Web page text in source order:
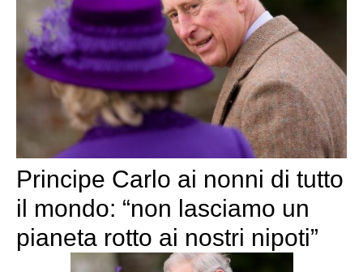
Principe Carlo ai nonni di tutto
il mondo: “non lasciamo un
pianeta rotto ai nostri nipoti”